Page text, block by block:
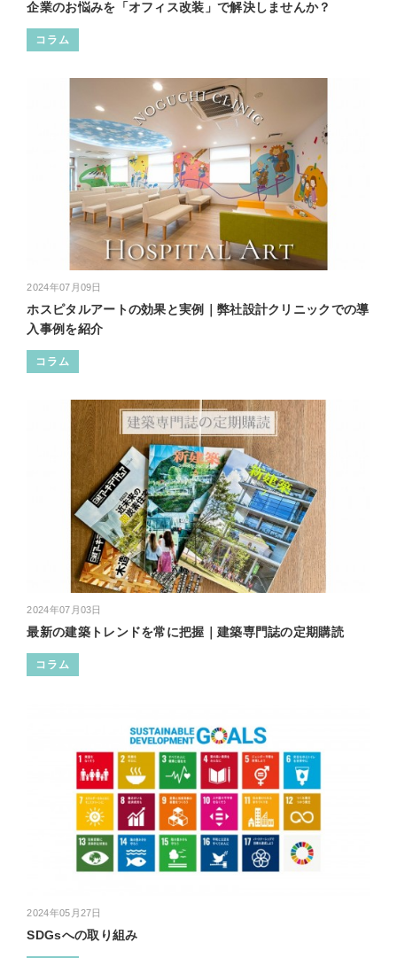
企業のお悩みを「オフィス改装」で解決しませんか？
コラム
2024年07月09日
ホスピタルアートの効果と実例｜弊社設計クリニックでの導
入事例を紹介
コラム
2024年07月03日
最新の建築トレンドを常に把握｜建築専門誌の定期購読
コラム
2024年05月27日
SDGsへの取り組み